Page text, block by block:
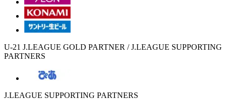
U-21 J.LEAGUE GOLD PARTNER / J.LEAGUE SUPPORTING
PARTNERS
J.LEAGUE SUPPORTING PARTNERS